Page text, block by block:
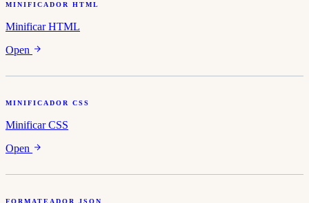
MINIFICADOR HTML
Minificar HTML
Open
MINIFICADOR CSS
Minificar CSS
Open
FORMATEADOR JSON